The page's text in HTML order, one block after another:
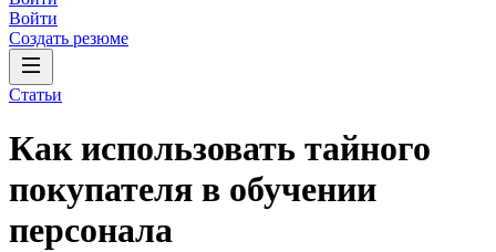
Войти
Создать резюме
Статьи
Как использовать тайного
покупателя‎ в обучении
персонала